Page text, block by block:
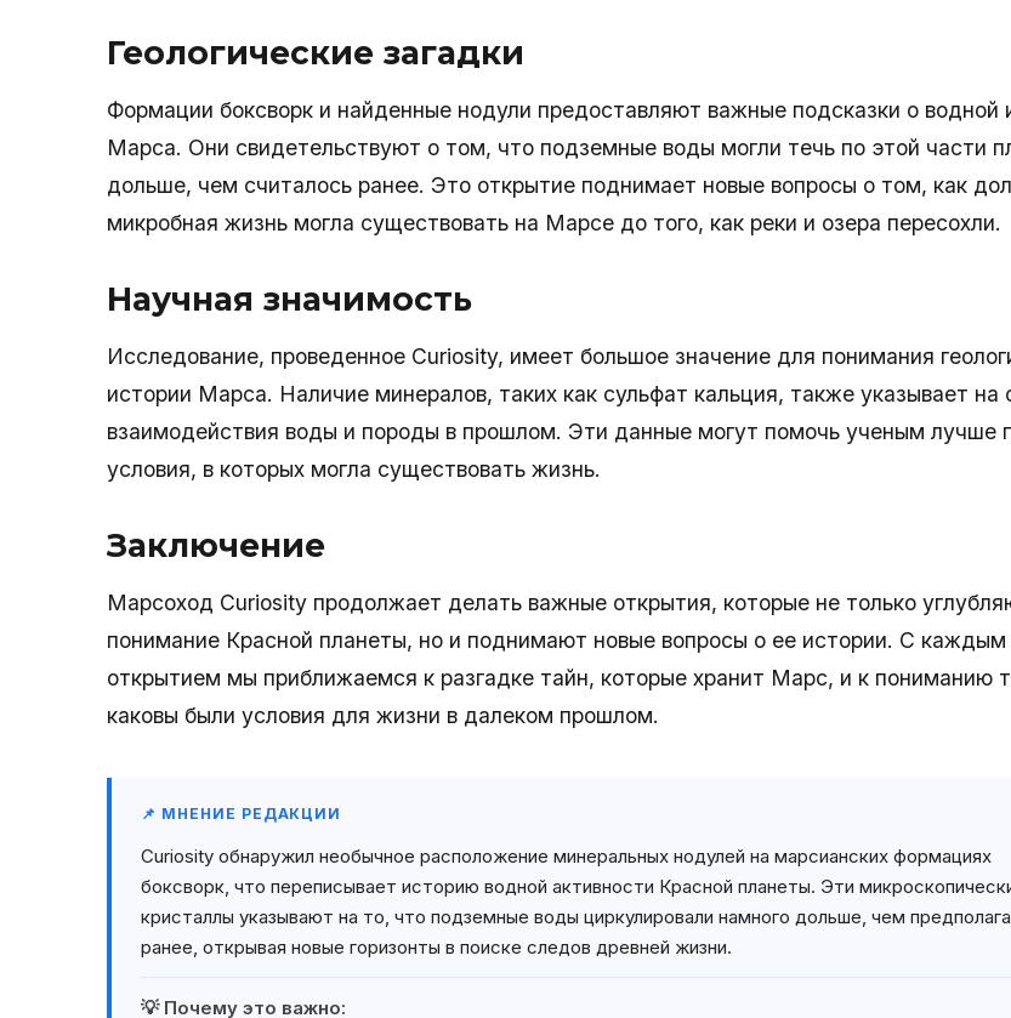
Геологические загадки
Формации боксворк и найденные нодули предоставляют важные подсказки о водной
Марса. Они свидетельствуют о том, что подземные воды могли течь по этой части
дольше, чем считалось ранее. Это открытие поднимает новые вопросы о том, как
микробная жизнь могла существовать на Марсе до того, как реки и озера пересохли.
Научная значимость
Исследование, проведенное Curiosity, имеет большое значение для понимания
истории Марса. Наличие минералов, таких как сульфат кальция, также указывает на
взаимодействия воды и породы в прошлом. Эти данные могут помочь ученым лучше
условия, в которых могла существовать жизнь.
Заключение
Марсоход Curiosity продолжает делать важные открытия, которые не только
понимание Красной планеты, но и поднимают новые вопросы о ее истории. С
открытием мы приближаемся к разгадке тайн, которые хранит Марс, и к пониманию
каковы были условия для жизни в далеком прошлом.
📌 МНЕНИЕ РЕДАКЦИИ
Curiosity обнаружил необычное расположение минеральных нодулей на марсианских формациях
боксворк, что переписывает историю водной активности Красной планеты. Эти
кристаллы указывают на то, что подземные воды циркулировали намного дольше, чем
ранее, открывая новые горизонты в поиске следов древней жизни.
💡 Почему это важно: